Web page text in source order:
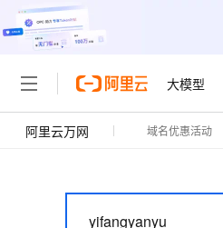
大模型
阿里云万网 域名优惠活动